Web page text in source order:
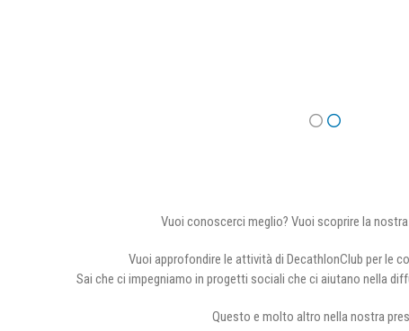
Vuoi conoscerci meglio? Vuoi scoprire la nostra
Vuoi approfondire le attività di DecathlonClub per le
Sai che ci impegniamo in progetti sociali che ci aiutano nella
Questo e molto altro nella nostra